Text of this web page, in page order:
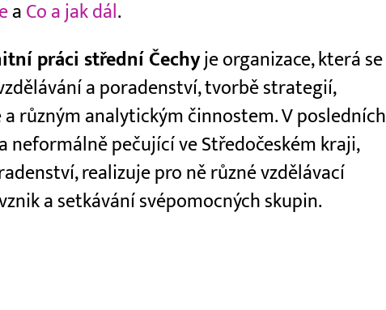
a Co a jak dál.
práci střední Čechyje organizace, která se
a poradenství, tvorbě strategií,
různým analytickým činnostem. V posledních
neformálně pečující ve Středočeském kraji,
realizuje pro ně různé vzdělávací
a setkávání svépomocných skupin.